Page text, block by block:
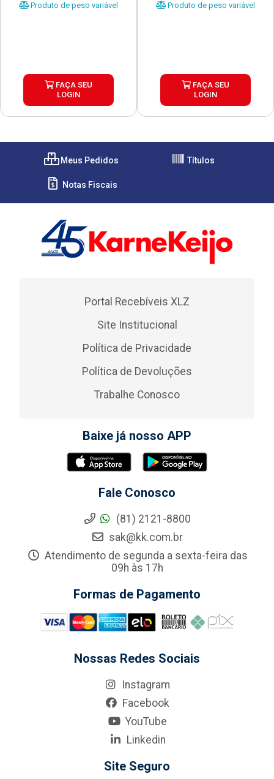
Produto de peso variável
FAÇA SEU
LOGIN
Produto de peso variável
FAÇA SEU
LOGIN
Meus Pedidos Títulos
Notas Fiscais
Portal Recebíveis XLZ
Site Institucional
Política de Privacidade
Política de Devoluções
Trabalhe Conosco
Baixe já nosso APP
Fale Conosco
(81) 2121-8800
sak@kk.com.br
Atendimento de segunda a sexta-feira das
09h às 17h
Formas de Pagamento
Nossas Redes Sociais
Instagram
Facebook
YouTube
Linkedin
Site Seguro